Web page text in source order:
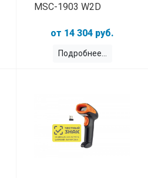
MSC-1903 W2D
14 304 руб.
Подробнее